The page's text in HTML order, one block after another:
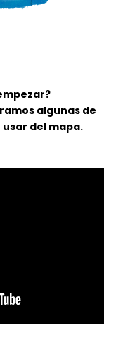
algunas de
del mapa.